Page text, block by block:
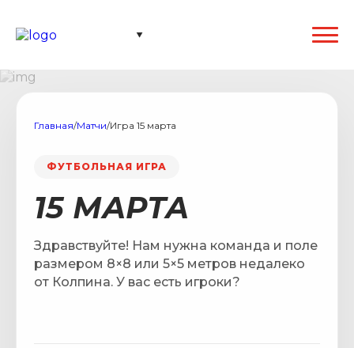
Главная/Матчи/Игра 15 марта
ФУТБОЛЬНАЯ ИГРА
15 МАРТА
Здравствуйте! Нам нужна команда и поле
размером 8×8 или 5×5 метров недалеко
от Колпина. У вас есть игроки?